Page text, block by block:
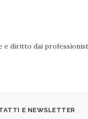
e diritto dai
E NEWSLETTER